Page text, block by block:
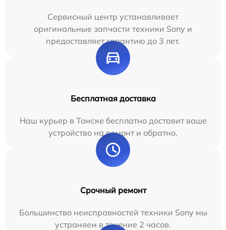
Сервисный центр устанавливает
оригинальные запчасти техники Sony и
предоставляет гарантию до 3 лет.
Бесплатная доставка
Наш курьер в Томске бесплатно доставит ваше
устройство на ремонт и обратно.
Срочный ремонт
Большинство неисправностей техники Sony мы
устраняем в течение 2 часов.